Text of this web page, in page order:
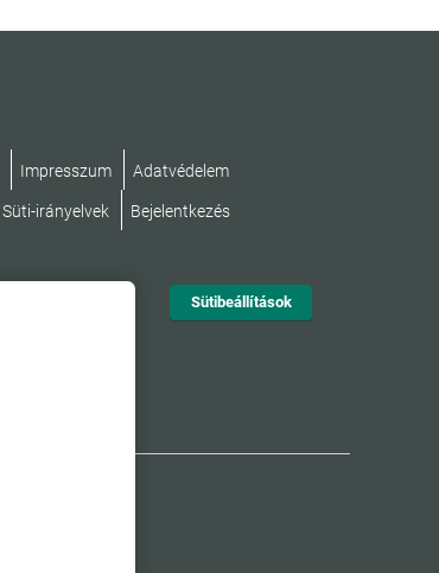
Impresszum Adatvédelem
Süti-irányelvek Bejelentkezés
Sütibeállítások